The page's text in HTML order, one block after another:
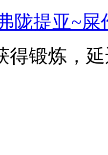
陇提亚~
得锻炼，